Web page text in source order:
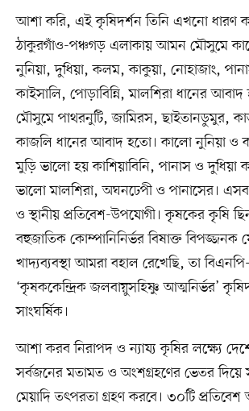
আশা করি, এই কৃষিদর্শন তিনি এখনো ধারণ
ঠাকুরগাঁও-পঞ্চগড় এলাকায় আমন মৌসুমে
নুনিয়া, দুধিয়া, কলম, কাকুয়া, নোহাজাং,
কাইসালি, পোড়াবিন্নি, মালশিরা ধানের
মৌসুমে পাথরনুটি, জামিরস, ছাইতানডুমুর,
কাজলি ধানের আবাদ হতো। কালো নুনিয়া ও
মুড়ি ভালো হয় কাশিয়াবিনি, পানাস ও দুধিয়া
ভালো মালশিরা, অঘনঢেপী ও পানাসের।
ও স্থানীয় প্রতিবেশ-উপযোগী। কৃষকের কৃষি
বহুজাতিক কোম্পানিনির্ভর বিষাক্ত বিপজ্জনক
খাদ্যব্যবস্থা আমরা বহাল রেখেছি, তা
‘কৃষককেন্দ্রিক জলবায়ুসহিষ্ণু আত্মনির্ভর’
সাংঘর্ষিক।
আশা করব নিরাপদ ও ন্যায্য কৃষির লক্ষ্যে
সর্বজনের মতামত ও অংশগ্রহণের ভেতর দিয়ে
মেয়াদি তৎপরতা গ্রহণ করবে। ৩০টি